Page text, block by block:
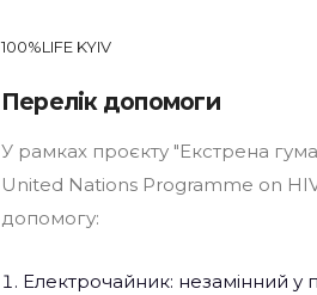
100%LIFE KYIV
Перелік допомоги
У рамках проєкту "Екстрена
United Nations Programme on
допомогу:
Електрочайник: незамінний у